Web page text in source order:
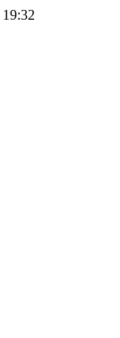
19:32